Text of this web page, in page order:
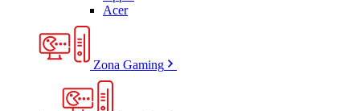
Acer
Zona Gaming